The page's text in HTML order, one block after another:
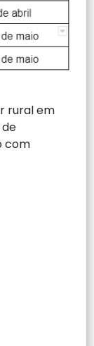
rural em
com